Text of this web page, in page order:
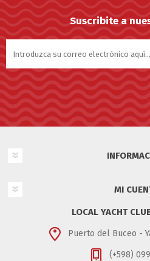
Suscribite a
MI
LOCAL YACHT
Puerto del Buceo -
(+598)